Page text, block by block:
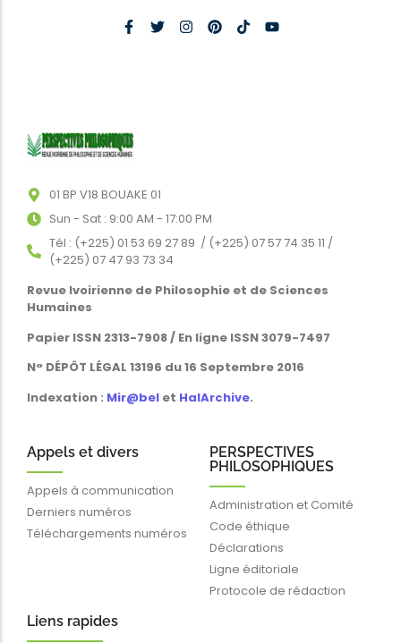
01 BP V18 BOUAKE 01
Sun - Sat : 9:00 AM - 17:00 PM
Tél : (+225) 01 53 69 27 89 / (+225) 07 57 74 35 11 /
(+225) 07 47 93 73 34
Revue Ivoirienne de Philosophie et de Sciences
Humaines
Papier ISSN 2313-7908 / En ligne ISSN 3079-7497
N° DÉPÔT LÉGAL 13196 du 16 Septembre 2016
Indexation : Mir@bel et HalArchive.
Appels et divers
Appels à communication
Derniers numéros
Téléchargements numéros
PERSPECTIVES
PHILOSOPHIQUES
Administration et Comité
Code éthique
Déclarations
Ligne éditoriale
Protocole de rédaction
Liens rapides